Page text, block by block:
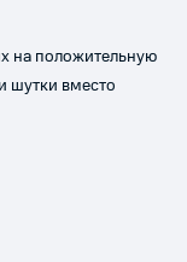
на положительную
шутки вместо